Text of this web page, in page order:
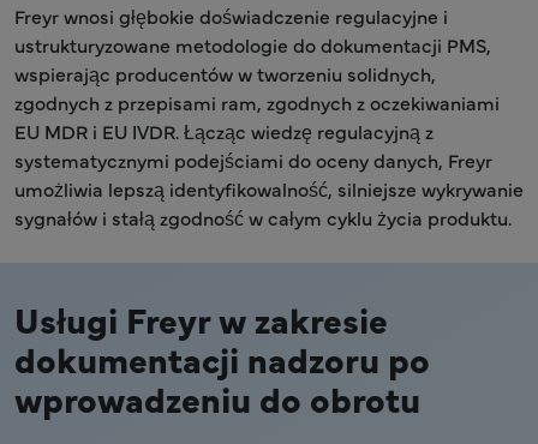
Freyr wnosi głębokie doświadczenie regulacyjne i
ustrukturyzowane metodologie do dokumentacji PMS,
wspierając producentów w tworzeniu solidnych,
zgodnych z przepisami ram, zgodnych z oczekiwaniami
EU MDR i EU IVDR. Łącząc wiedzę regulacyjną z
systematycznymi podejściami do oceny danych, Freyr
umożliwia lepszą identyfikowalność, silniejsze wykrywanie
sygnałów i stałą zgodność w całym cyklu życia produktu.
Usługi Freyr w zakresie
dokumentacji nadzoru po
wprowadzeniu do obrotu